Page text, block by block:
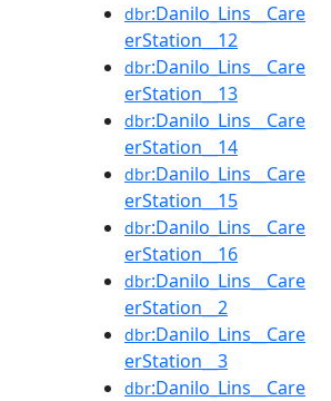
dbr:Danilo_Lins__Care
erStation__12
dbr:Danilo_Lins__Care
erStation__13
dbr:Danilo_Lins__Care
erStation__14
dbr:Danilo_Lins__Care
erStation__15
dbr:Danilo_Lins__Care
erStation__16
dbr:Danilo_Lins__Care
erStation__2
dbr:Danilo_Lins__Care
erStation__3
dbr:Danilo_Lins__Care